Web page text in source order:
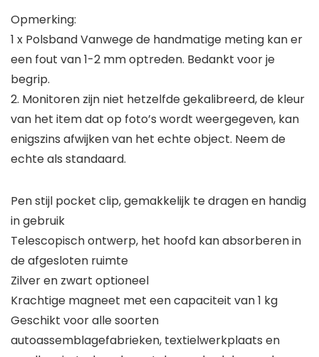
Opmerking:
1 x Polsband Vanwege de handmatige meting kan er
een fout van 1-2 mm optreden. Bedankt voor je
begrip.
2. Monitoren zijn niet hetzelfde gekalibreerd, de kleur
van het item dat op foto’s wordt weergegeven, kan
enigszins afwijken van het echte object. Neem de
echte als standaard.
Pen stijl pocket clip, gemakkelijk te dragen en handig
in gebruik
Telescopisch ontwerp, het hoofd kan absorberen in
de afgesloten ruimte
Zilver en zwart optioneel
Krachtige magneet met een capaciteit van 1 kg
Geschikt voor alle soorten
autoassemblagefabrieken, textielwerkplaats en